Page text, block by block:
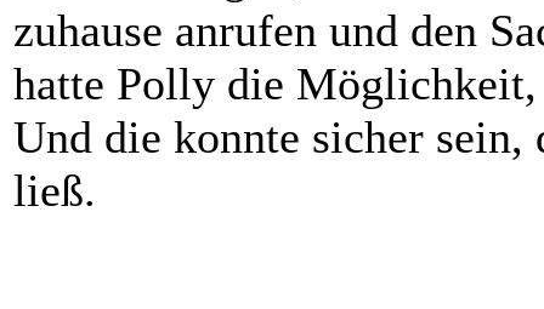
zuhause anrufen und den
hatte Polly die
Und die konnte sicher
ließ.